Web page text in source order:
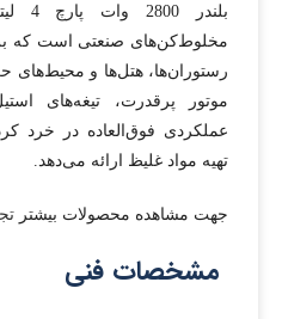
چرخ‌های قفل‌شونده.
مخلوط‌کن‌های صنعتی است که
رستوران‌ها، هتل‌ها و
موتور پرقدرت، تیغه‌های
عملکردی فوق‌العاده در خرد
تهیه مواد غلیظ ارائه می‌دهد.
جهت مشاهده محصولات بیشتر
مشخصات فنی